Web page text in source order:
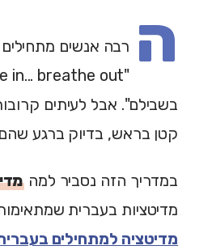
ה רבה אנשים
בשבילם". אבל לעיתים
קטן בראש, בדיוק ברגע שהם
במדריך הזה נסביר למה
מדיטציות בעברית
מדיטציה למתחילים